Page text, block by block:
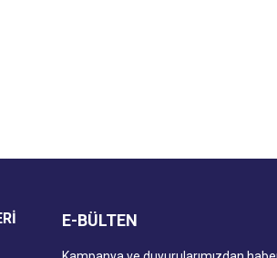
E-BÜLTEN